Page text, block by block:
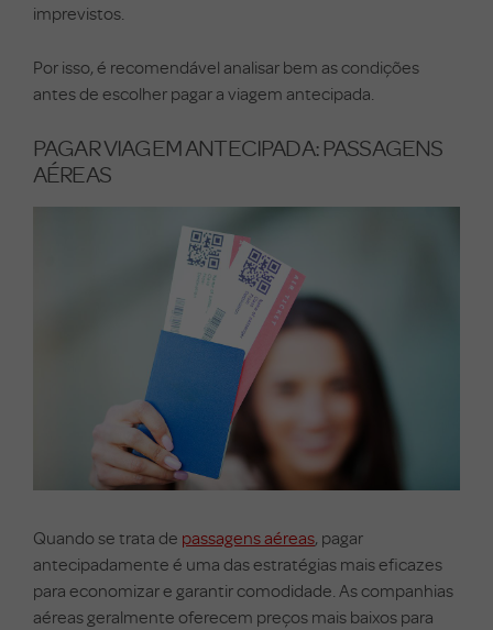
imprevistos.
Por isso, é recomendável analisar bem as condições
antes de escolher pagar a viagem antecipada.
PAGAR VIAGEM ANTECIPADA: PASSAGENS
AÉREAS
Quando se trata de passagens aéreas, pagar
antecipadamente é uma das estratégias mais eficazes
para economizar e garantir comodidade. As companhias
aéreas geralmente oferecem preços mais baixos para